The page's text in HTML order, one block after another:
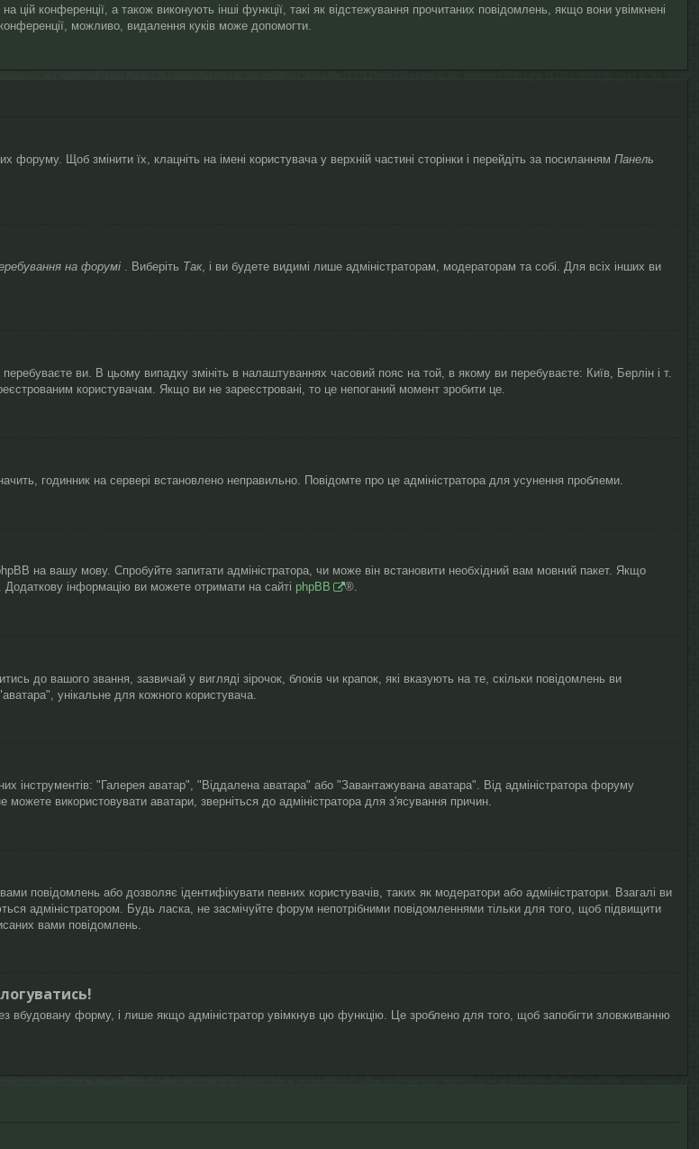
конференції, а також виконують інші функції, такі як відстежування прочитаних повідомлень, якщо вони увімкнені
можливо, видалення куків може допомогти.
Щоб змінити їх, клацніть на імені користувача у верхній частині сторінки і перейдіть за посиланням Панель
на форумі . Виберіть Так, і ви будете видимі лише адміністраторам, модераторам та собі. Для всіх інших ви
ви. В цьому випадку змініть в налаштуваннях часовий пояс на той, в якому ви перебуваєте: Київ, Берлін і т.
користувачам. Якщо ви не зареєстровані, то це непоганий момент зробити це.
годинник на сервері встановлено неправильно. Повідомте про це адміністратора для усунення проблеми.
на вашу мову. Спробуйте запитати адміністратора, чи може він встановити необхідний вам мовний пакет. Якщо
інформацію ви можете отримати на сайті phpBB ®.
до вашого звання, зазвичай у вигляді зірочок, блоків чи крапок, які вказують на те, скільки повідомлень ви
унікальне для кожного користувача.
інструментів: "Галерея аватар", "Віддалена аватара" або "Завантажувана аватара". Від адміністратора форуму
використовувати аватари, зверніться до адміністратора для з'ясування причин.
повідомлень або дозволяє ідентифікувати певних користувачів, таких як модератори або адміністратори. Взагалі ви
адміністратором. Будь ласка, не засмічуйте форум непотрібними повідомленнями тільки для того, щоб підвищити
вами повідомлень.
вбудовану форму, і лише якщо адміністратор увімкнув цю функцію. Це зроблено для того, щоб запобігти зловживанню